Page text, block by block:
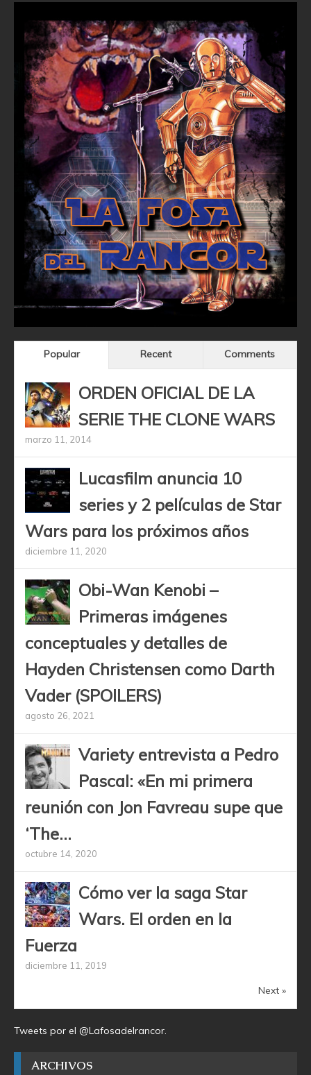
Popular Recent Comments
ORDEN OFICIAL DE LA
SERIE THE CLONE WARS
marzo 11, 2014
Lucasfilm anuncia 10
series y 2 películas de Star
Wars para los próximos años
diciembre 11, 2020
Obi-Wan Kenobi –
Primeras imágenes
conceptuales y detalles de
Hayden Christensen como Darth
Vader (SPOILERS)
agosto 26, 2021
Variety entrevista a Pedro
Pascal: «En mi primera
reunión con Jon Favreau supe que
‘The...
octubre 14, 2020
Cómo ver la saga Star
Wars. El orden en la
Fuerza
diciembre 11, 2019
Next »
Tweets por el @Lafosadelrancor.
ARCHIVOS